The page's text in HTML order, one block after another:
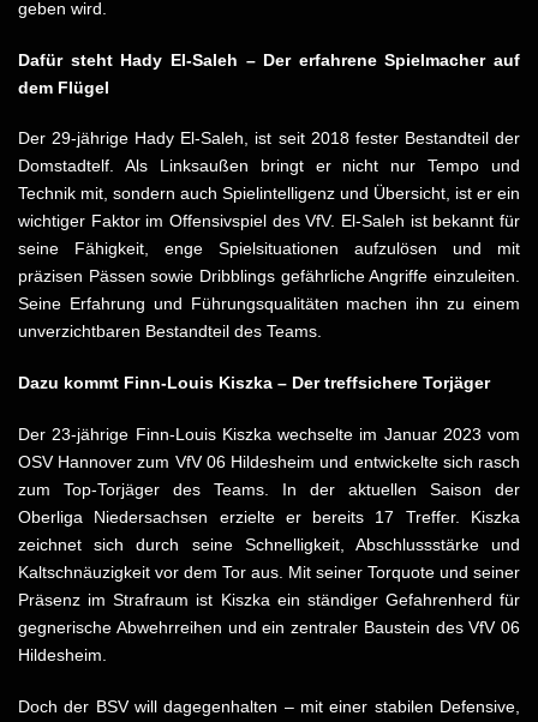
geben wird.​
Dafür steht Hady El-Saleh – Der erfahrene Spielmacher auf
dem Flügel
Der 29-jährige Hady El-Saleh, ist seit 2018 fester Bestandteil der
Domstadtelf. Als Linksaußen bringt er nicht nur Tempo und
Technik mit, sondern auch Spielintelligenz und Übersicht, ist er ein
wichtiger Faktor im Offensivspiel des VfV.​ El-Saleh ist bekannt für
seine Fähigkeit, enge Spielsituationen aufzulösen und mit
präzisen Pässen sowie Dribblings gefährliche Angriffe einzuleiten.
Seine Erfahrung und Führungsqualitäten machen ihn zu einem
unverzichtbaren Bestandteil des Teams.​
Dazu kommt Finn-Louis Kiszka – Der treffsichere Torjäger
Der 23-jährige Finn-Louis Kiszka wechselte im Januar 2023 vom
OSV Hannover zum VfV 06 Hildesheim und entwickelte sich rasch
zum Top-Torjäger des Teams. In der aktuellen Saison der
Oberliga Niedersachsen erzielte er bereits 17 Treffer.​ Kiszka
zeichnet sich durch seine Schnelligkeit, Abschlussstärke und
Kaltschnäuzigkeit vor dem Tor aus. Mit seiner Torquote und seiner
Präsenz im Strafraum ist Kiszka ein ständiger Gefahrenherd für
gegnerische Abwehrreihen und ein zentraler Baustein des VfV 06
Hildesheim.​
Doch der BSV will dagegenhalten – mit einer stabilen Defensive,